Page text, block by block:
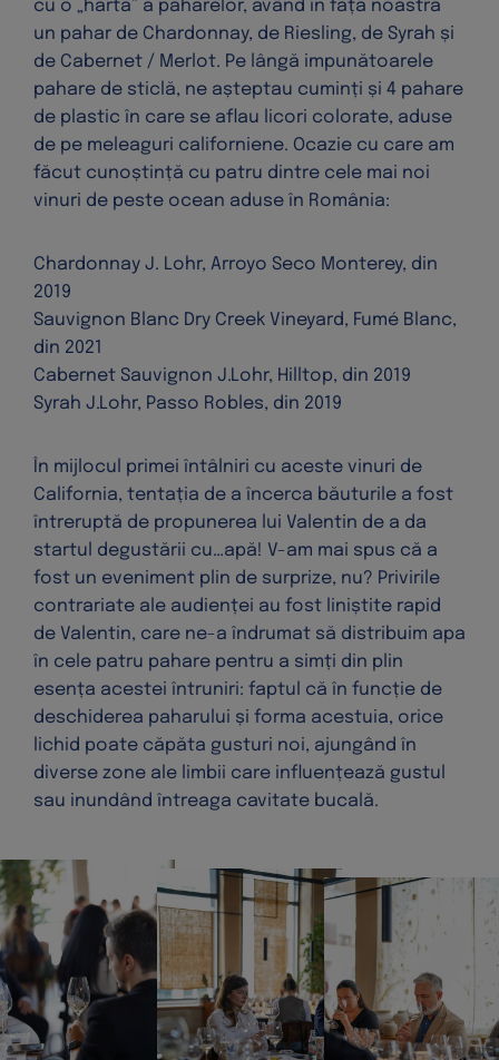
cu o „hartă” a paharelor, având în fața noastră
un pahar de Chardonnay, de Riesling, de Syrah și
de Cabernet / Merlot. Pe lângă impunătoarele
pahare de sticlă, ne așteptau cuminți și 4 pahare
de plastic în care se aflau licori colorate, aduse
de pe meleaguri californiene. Ocazie cu care am
făcut cunoștință cu patru dintre cele mai noi
vinuri de peste ocean aduse în România:
Chardonnay J. Lohr, Arroyo Seco Monterey, din
2019
Sauvignon Blanc Dry Creek Vineyard, Fumé Blanc,
din 2021
Cabernet Sauvignon J.Lohr, Hilltop, din 2019
Syrah J.Lohr, Passo Robles, din 2019
În mijlocul primei întâlniri cu aceste vinuri de
California, tentația de a încerca băuturile a fost
întreruptă de propunerea lui Valentin de a da
startul degustării cu…apă! V-am mai spus că a
fost un eveniment plin de surprize, nu? Privirile
contrariate ale audienței au fost liniștite rapid
de Valentin, care ne-a îndrumat să distribuim apa
în cele patru pahare pentru a simți din plin
esența acestei întruniri: faptul că în funcție de
deschiderea paharului și forma acestuia, orice
lichid poate căpăta gusturi noi, ajungând în
diverse zone ale limbii care influențează gustul
sau inundând întreaga cavitate bucală.